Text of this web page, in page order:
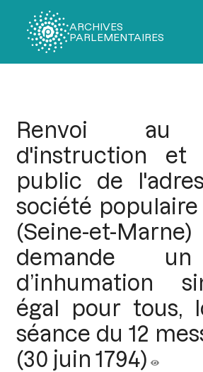
ARCHIVES
PARLEMENTAIRES
Renvoi au
d'instruction et
public de
société populaire
(Seine-et-
demande
d’inhumation
égal pour tous,
séance du 12
(30 juin 1794)